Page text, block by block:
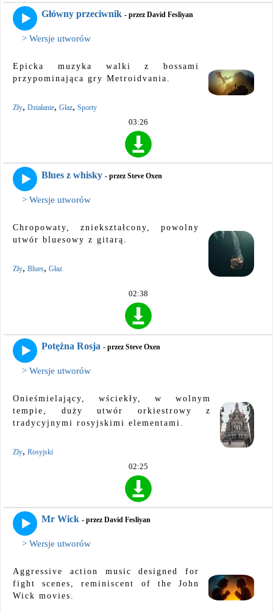
Główny przeciwnik - przez David Fesliyan
> Wersje utworów
Epicka muzyka walki z bossami
przypominająca gry Metroidvania.
Zły, Działanie, Głaz, Sporty
03:26
Blues z whisky - przez Steve Oxen
> Wersje utworów
Chropowaty, zniekształcony, powolny
utwór bluesowy z gitarą.
Zły, Blues, Głaz
02:38
Potężna Rosja - przez Steve Oxen
> Wersje utworów
Onieśmielający, wściekły, w wolnym
tempie, duży utwór orkiestrowy z
tradycyjnymi rosyjskimi elementami.
Zły, Rosyjski
02:25
Mr Wick - przez David Fesliyan
> Wersje utworów
Aggressive action music designed for
fight scenes, reminiscent of the John
Wick movies.